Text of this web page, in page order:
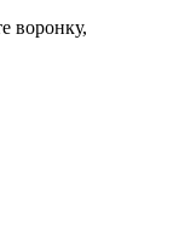
воронку,